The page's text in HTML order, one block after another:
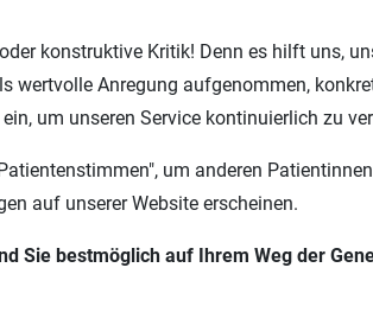
konstruktive Kritik! Denn es hilft uns,
wertvolle Anregung aufgenommen,
um unseren Service kontinuierlich zu
um anderen
auf unserer Website erscheinen.
Sie bestmöglich auf Ihrem Weg der